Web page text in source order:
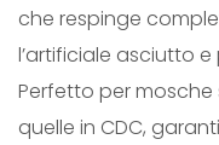
2
q
u
a
che respinge
l’artificiale asciutto
Perfetto per
quelle in CDC,